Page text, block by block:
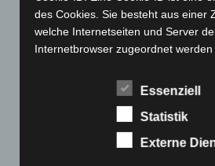
März 2022 (221)
Februar 2022(189)
Januar 2022(190)
(204)
(171)
(180)
des Cookies. Sie besteht aus einer
welche Internetseiten und Server
Internetbrowser zugeordnet
besuchten Internetseiten und
Internetbrowsern, die andere
unterscheiden. Ein bestimmter
Essenziell
Statistik
Externe